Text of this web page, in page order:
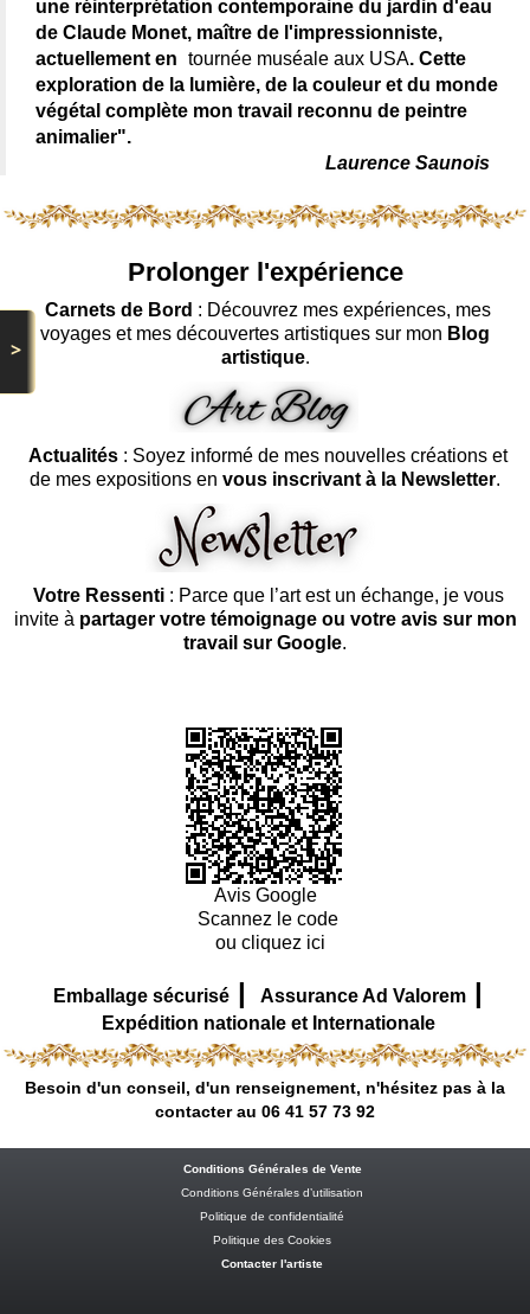
>
une réinterprétation contemporaine du jardin d'eau
de Claude Monet, maître de l'impressionniste,
actuellement en tournée muséale aux USA. Cette
exploration de la lumière, de la couleur et du monde
végétal complète mon travail reconnu de peintre
animalier".
Laurence Saunois
Prolonger l'expérience
Carnets de Bord : Découvrez mes expériences, mes
voyages et mes découvertes artistiques sur mon Blog
artistique.
Actualités : Soyez informé de mes nouvelles créations et
de mes expositions en vous inscrivant à la Newsletter.
Votre Ressenti: Parce que l’art est un échange, je vous
invite à partager votre témoignage ou votre avis sur mon
travail sur Google.
Avis Google
Scannez le code
ou cliquez ici
Emballage sécurisé | Assurance Ad Valorem |
Expédition nationale et Internationale
Besoin d'un conseil, d'un renseignement, n'hésitez pas à la
contacter au 06 41 57 73 92
Conditions Générales de Vente
Conditions Générales d’utilisation
Politique de confidentialité
Politique des Cookies
Contacter l'artiste